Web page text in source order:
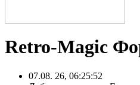
Retro-Magic
07.08. 26, 06:25:52